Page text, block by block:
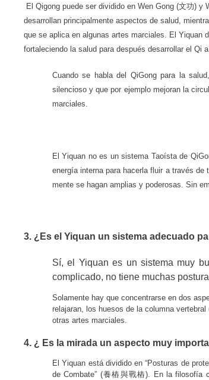
El Qigong puede ser dividido en Wen Gong (文功) y
desarrollan principalmente aspectos de salud,
que se aplica en algunas artes marciales. El Yiquan
fortaleciendo la salud para después desarrollar el Qi
Cuando se habla del QiGong para la
silencioso y que por ejemplo mejoran la
marciales.
El Yiquan no es un sistema Taoísta de
energía interna para hacerla fluir a través
mente se hagan amplias y poderosas. Sin
3. ¿Es el Yiquan un sistema adecuado
Sí, el Yiquan es un sistema muy
complicado, no tiene muchas
Solamente hay que concentrarse en dos
relajaran, los huesos de la columna vertebral
otras artes marciales.
4. ¿ Es la mirada un aspecto muy
El Yiquan está dividido en “Posturas de
de Combate” (養樁與戰樁). En la filosofía